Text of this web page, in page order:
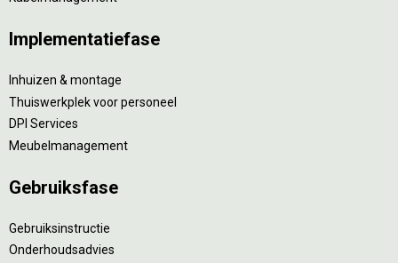
Implementatiefase
Inhuizen & montage
Thuiswerkplek voor personeel
DPI Services
Meubelmanagement
Gebruiksfase
Gebruiksinstructie
Onderhoudsadvies